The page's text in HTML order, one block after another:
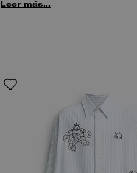
el pecho con corchetes. El estilo
Leer más…